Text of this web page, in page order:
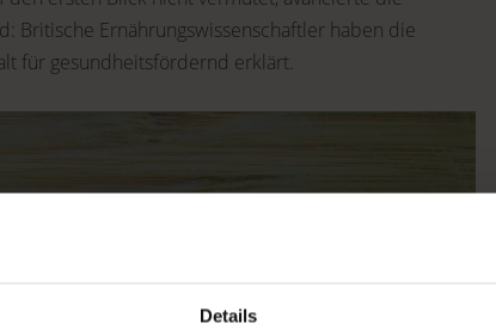
Details
Britische Ernährungswissenschaftler haben die
für gesundheitsfördernd erklärt.